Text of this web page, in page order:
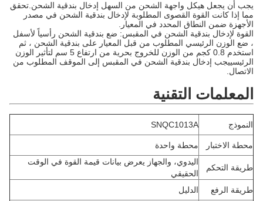
يجب أن يجعل هيكل واجهة الشحن من السهل إدخال بندقية الشحن.تحقق
مما إذا كانت القوة القصوى المطلوبة لإدخال بندقية الشحن في مصدر
الأجهزة ضمن النطاق المحدد في المعيار.
القوة لإدخال بندقية الشحن في المقبس: ضع بندقية الشحن رأسياً لأسفل
، ضع الوزن الرئيسي المطلوب من قبل المعيار على بندقية الشحن ، ثم
استخدم 0.8 كجم من الوزن للخروج بحرية من ارتفاع 5 سم لتأثير الوزن
الرئيسييجب إدخال بندقية الشحن في المقبس إلى الموقف المطلوب من
الاتصال.
المعلمات التقنية
النموذج SNQC1013A
محطة الاختبار محطة واحدة
طريقة التحكم
اليدوي، والجهاز يعرض بيانات قيمة القوة في الوقت
الحقيقي
طريقة الرفع
الدليل